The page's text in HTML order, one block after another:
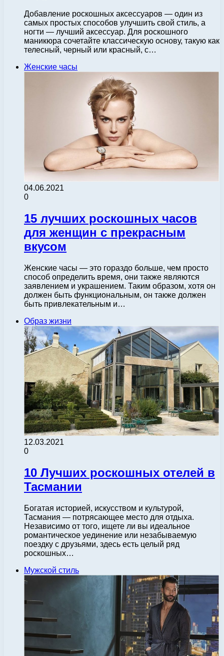
Добавление роскошных аксессуаров — один из
самых простых способов улучшить свой стиль, а
ногти — лучший аксессуар. Для роскошного
маникюра сочетайте классическую основу, такую ​​как
телесный, черный или красный, с…
Женские часы
04.06.2021
0
15 лучших роскошных часов
для женщин с прекрасным
вкусом
Женские часы — это гораздо больше, чем просто
способ определить время, они также являются
заявлением и украшением. Таким образом, хотя он
должен быть функциональным, он также должен
быть привлекательным и…
Образ жизни
12.03.2021
0
10 Лучших роскошных отелей в
Тасмании
Богатая историей, искусством и культурой,
Тасмания — потрясающее место для отдыха.
Независимо от того, ищете ли вы идеальное
романтическое уединение или незабываемую
поездку с друзьями, здесь есть целый ряд
роскошных…
Мужской стиль